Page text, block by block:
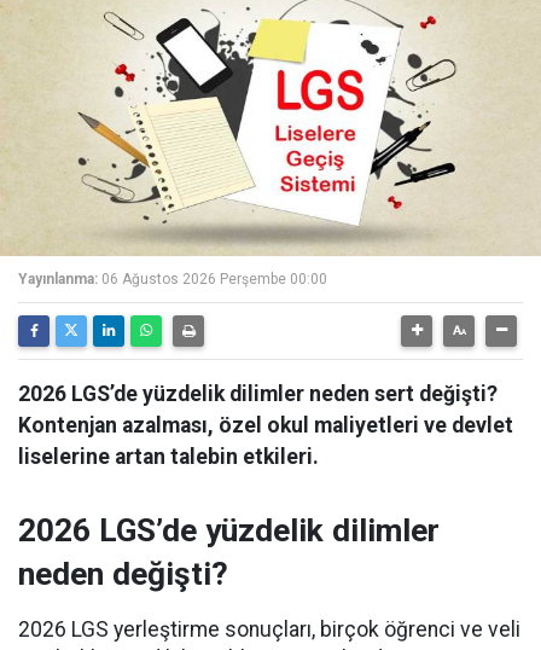
Yayınlanma: 06 Ağustos 2026 Perşembe 00:00
2026 LGS’de yüzdelik dilimler neden sert değişti?
Kontenjan azalması, özel okul maliyetleri ve devlet
liselerine artan talebin etkileri.
2026 LGS’de yüzdelik dilimler
neden değişti?
2026 LGS yerleştirme sonuçları, birçok öğrenci ve veli